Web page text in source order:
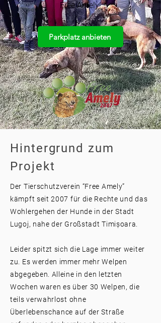
Free Amely!
Parkplatz anbieten
Hintergrund zum
Projekt
Der Tierschutzverein “Free Amely”
kämpft seit 2007 für die Rechte und das
Wohlergehen der Hunde in der Stadt
Lugoj, nahe der Großstadt Timișoara.
Leider spitzt sich die Lage immer weiter
zu. Es werden immer mehr Welpen
abgegeben. Alleine in den letzten
Wochen waren es über 30 Welpen, die
teils verwahrlost ohne
Überlebenschance auf der Straße